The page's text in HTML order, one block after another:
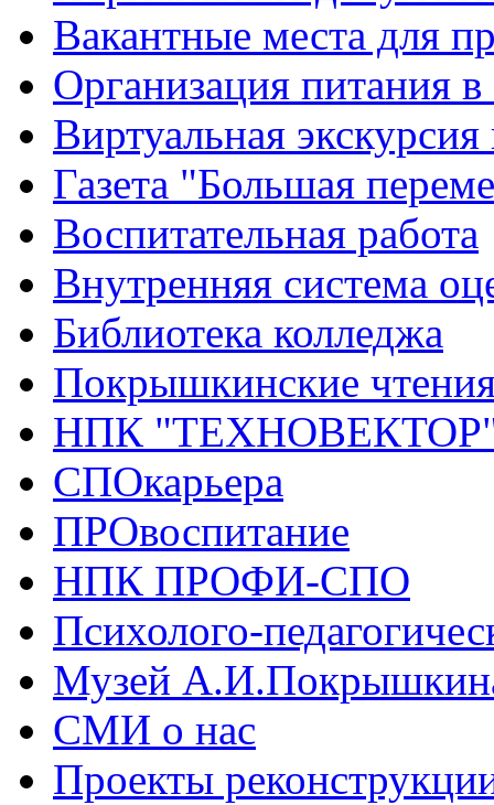
Вакантные места для
Организация питания в
Виртуальная
Газета "Большая
Воспитательная работа
Внутренняя система
Библиотека колледжа
Покрышкинские
НПК
СПОкарьера
ПРОвоспитание
НПК ПРОФИ-СПО
Психолого-
Музей
СМИ о нас
Проекты